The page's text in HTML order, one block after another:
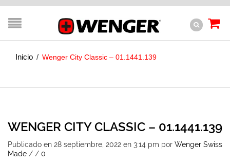
Inicio / Wenger City Classic – 01.1441.139
WENGER CITY CLASSIC – 01.1441.139
Publicado en 28 septiembre, 2022 en 3:14 pm por Wenger Swiss
Made / / 0